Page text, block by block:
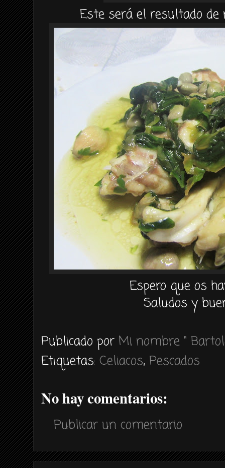
Este será el resultado
Espero que os
Saludos y
Publicado por Mi nombre "
Etiquetas: Celiacos, Pescados
No hay comentarios:
Publicar un comentario